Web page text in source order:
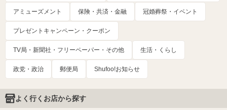
アミューズメント 保険・共済・金融 冠婚葬祭・イベント
プレゼントキャンペーン・クーポン
TV局・新聞社・フリーペーパー・その他 生活・くらし
政党・政治 郵便局 Shufoo!お知らせ
よく行くお店から探す